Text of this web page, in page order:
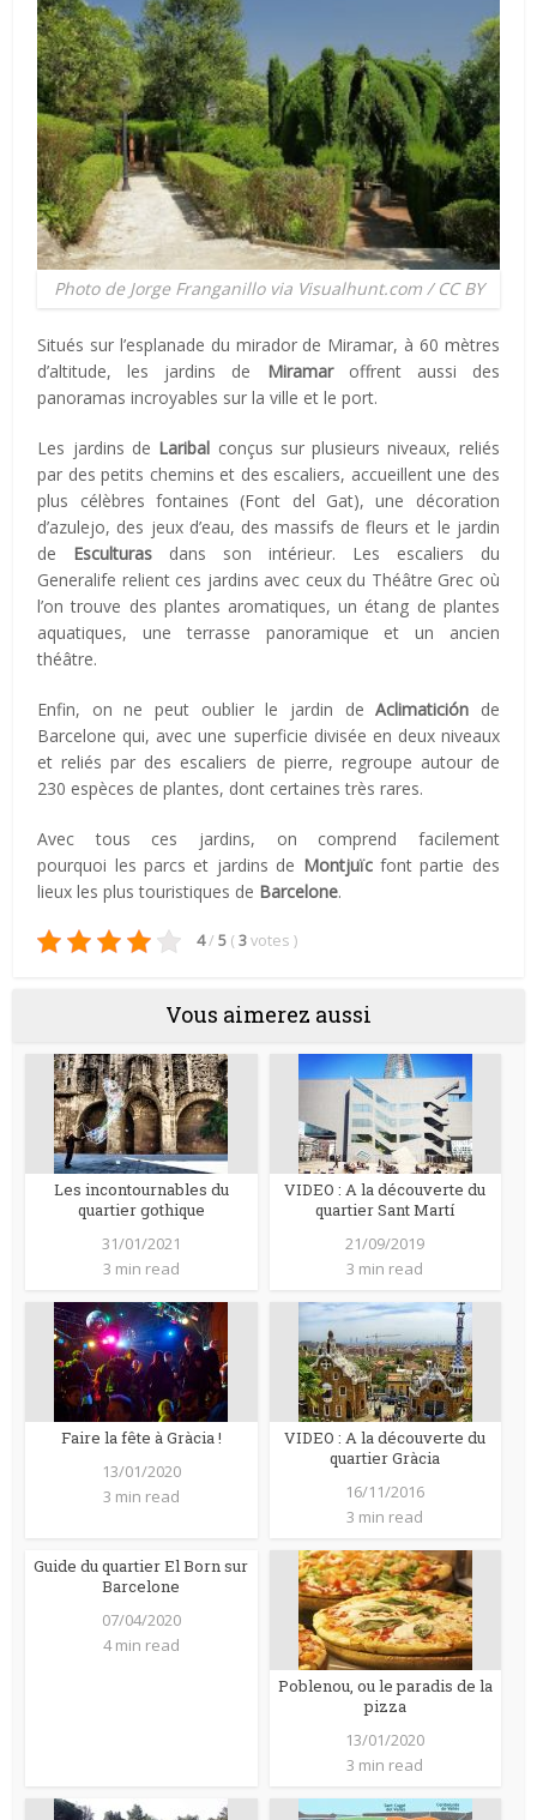
Photo de Jorge Franganillo via Visualhunt.com / CC BY
Situés sur l’esplanade du mirador de Miramar, à 60 mètres
d’altitude, les jardins de Miramaroffrent aussi des
panoramas incroyables sur la ville et le port.
Les jardins de Laribal conçus sur plusieurs niveaux, reliés
par des petits chemins et des escaliers, accueillent une des
plus célèbres fontaines (Font del Gat), une décoration
d’azulejo, des jeux d’eau, des massifs de fleurs et le jardin
de Esculturas dans son intérieur. Les escaliers du
Generalife relient ces jardins avec ceux du Théâtre Grec où
l’on trouve des plantes aromatiques, un étang de plantes
aquatiques, une terrasse panoramique et un ancien
théâtre.
Enfin, on ne peut oublier le jardin deAclimatición de
Barcelone qui, avec une superficie divisée en deux niveaux
et reliés par des escaliers de pierre, regroupe autour de
230 espèces de plantes, dont certaines très rares.
Avec tous ces jardins, on comprend facilement
pourquoi les parcs et jardins de Montjuïcfont partie des
lieux les plus touristiques de Barcelone.
4/ 5 (3votes )
Vous aimerez aussi
Les incontournables du
quartier gothique
31/01/2021
3 min read
VIDEO : A la découverte du
quartier Sant Martí
21/09/2019
3 min read
Faire la fête à Gràcia !
13/01/2020
3 min read
VIDEO : A la découverte du
quartier Gràcia
16/11/2016
3 min read
Guide du quartier El Born sur
Barcelone
07/04/2020
4 min read
Poblenou, ou le paradis de la
pizza
13/01/2020
3 min read